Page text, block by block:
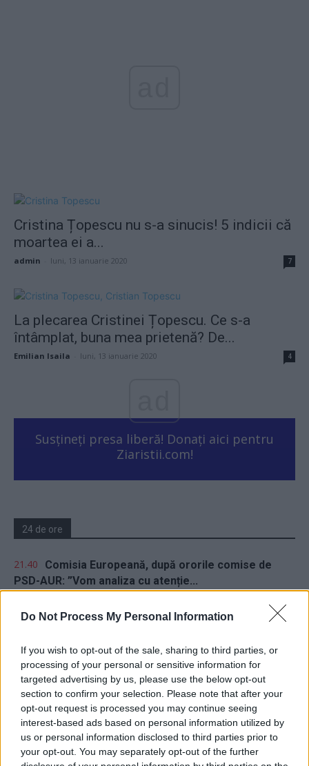
Do Not Process My Personal Information
If you wish to opt-out of the sale, sharing to third parties, or
processing of your personal or sensitive information for
targeted advertising by us, please use the below opt-out
section to confirm your selection. Please note that after your
opt-out request is processed you may continue seeing
interest-based ads based on personal information utilized by
us or personal information disclosed to third parties prior to
your opt-out. You may separately opt-out of the further
Cristina Țopescu nu s-a sinucis! 5 indicii că
moartea ei a...
admin luni, 13 ianuarie 2020 7
La plecarea Cristinei Țopescu. Ce s-a
întâmplat, buna mea prietenă? De...
Emilian Isaila luni, 13 ianuarie 2020 4
Susțineți presa liberă! Donați aici pentru
Ziaristii.com!
24 de ore
21.40
Comisia Europeană, după ororile comise de
PSD-AUR: ”Vom analiza cu atenție...
19.50 Să vă amintesc cine e Voineag
europeană PSD-AUR: pierdem 5...
06.44 De ce nu avem baterii